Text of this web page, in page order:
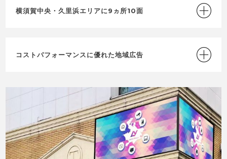
横須賀中央・久里浜エリアに9ヵ所10面
コストパフォーマンスに優れた地域広告